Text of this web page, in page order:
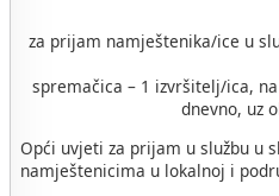
za prijam namještenika/ice u
spremačica – 1 izvršitelj/ica,
dnevno, uz
Opći uvjeti za prijam u službu u
namještenicima u lokalnoj i